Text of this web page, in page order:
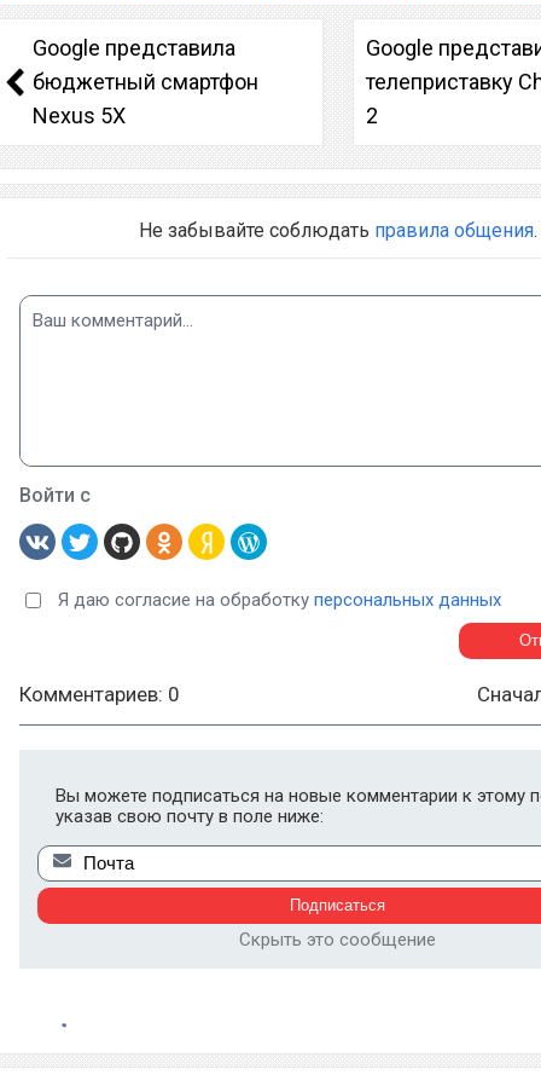
Google представила
бюджетный смартфон
Nexus 5X
Google
телеприставку
2
Не забывайте соблюдать правила общения.
Войти с
Я даю согласие на обработку персональных данных
Комментариев: 0
Вы можете подписаться на новые комментарии к этому
указав свою почту в поле ниже:
Скрыть это сообщение